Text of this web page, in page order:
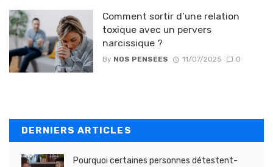
Comment sortir d’une relation
toxique avec un pervers
narcissique ?
By NOS PENSEES 11/07/2025 0
DERNIERS ARTICLES
Pourquoi certaines personnes détestent-